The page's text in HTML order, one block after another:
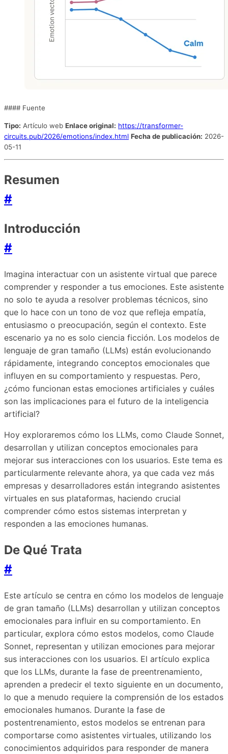
#### Fuente
Tipo: Artículo web Enlace original: https://transformer-
circuits.pub/2026/emotions/index.html Fecha de publicación: 2026-
05-11
Resumen
#
Introducción
#
Imagina interactuar con un asistente virtual que parece
comprender y responder a tus emociones. Este asistente
no solo te ayuda a resolver problemas técnicos, sino
que lo hace con un tono de voz que refleja empatía,
entusiasmo o preocupación, según el contexto. Este
escenario ya no es solo ciencia ficción. Los modelos de
lenguaje de gran tamaño (LLMs) están evolucionando
rápidamente, integrando conceptos emocionales que
influyen en su comportamiento y respuestas. Pero,
¿cómo funcionan estas emociones artificiales y cuáles
son las implicaciones para el futuro de la inteligencia
artificial?
Hoy exploraremos cómo los LLMs, como Claude Sonnet,
desarrollan y utilizan conceptos emocionales para
mejorar sus interacciones con los usuarios. Este tema es
particularmente relevante ahora, ya que cada vez más
empresas y desarrolladores están integrando asistentes
virtuales en sus plataformas, haciendo crucial
comprender cómo estos sistemas interpretan y
responden a las emociones humanas.
De Qué Trata
#
Este artículo se centra en cómo los modelos de lenguaje
de gran tamaño (LLMs) desarrollan y utilizan conceptos
emocionales para influir en su comportamiento. En
particular, explora cómo estos modelos, como Claude
Sonnet, representan y utilizan emociones para mejorar
sus interacciones con los usuarios. El artículo explica
que los LLMs, durante la fase de preentrenamiento,
aprenden a predecir el texto siguiente en un documento,
lo que a menudo requiere la comprensión de los estados
emocionales humanos. Durante la fase de
postentrenamiento, estos modelos se entrenan para
comportarse como asistentes virtuales, utilizando los
conocimientos adquiridos para responder de manera